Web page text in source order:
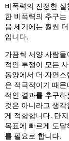
비폭력의 진정한
한 비폭력의 추구
음 세기에는 훨씬
입니다.
가끔씩 서양 사람
적인 투쟁이 모든
동양에서 더 자연
은 적극적이기 때
적인 결과를 추구
것은 아니라고 생
게 적합합니다. 단
목표에 빠르게 도
를 필요로 합니다.